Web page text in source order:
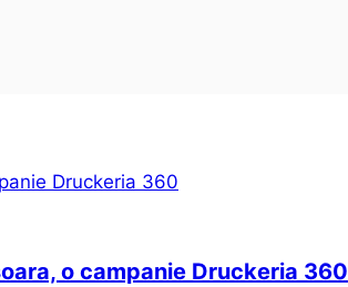
o campanie Druckeria 360